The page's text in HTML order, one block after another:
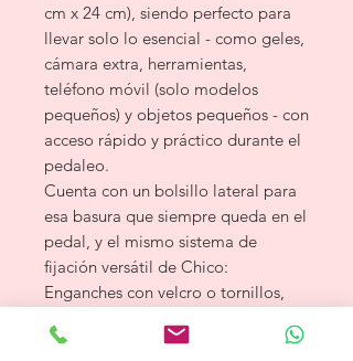
cm x 24 cm), siendo perfecto para
llevar solo lo esencial - como geles,
cámara extra, herramientas,
teléfono móvil (solo modelos
pequeños) y objetos pequeños - con
acceso rápido y práctico durante el
pedaleo.
Cuenta con un bolsillo lateral para
esa basura que siempre queda en el
pedal, y el mismo sistema de
fijación versátil de Chico:
Enganches con velcro o tornillos,
cuadro de la bicicleta.